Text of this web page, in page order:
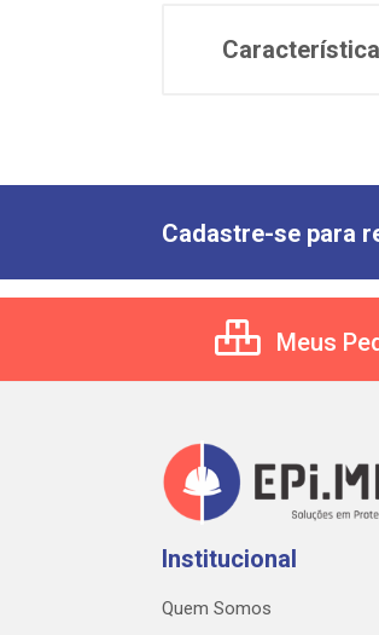
Cadastre-se para
Meus
Institucional
Quem Somos